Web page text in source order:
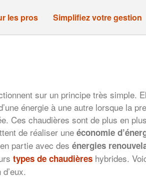
les pros Simplifiez votre gestion
sur un principe très simple.
énergie à une autre lorsque la
Ces chaudières sont de plus en plus
de réaliser une économie
partie avec des énergies
types de chaudières hybrides.